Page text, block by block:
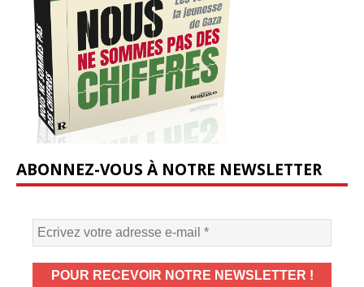
ABONNEZ-VOUS À NOTRE NEWSLETTER